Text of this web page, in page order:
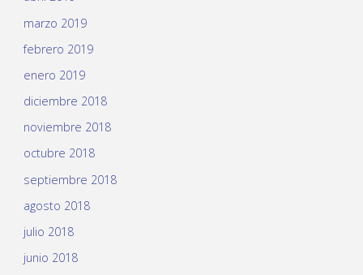
marzo 2019
febrero 2019
enero 2019
diciembre 2018
noviembre 2018
octubre 2018
septiembre 2018
agosto 2018
julio 2018
junio 2018